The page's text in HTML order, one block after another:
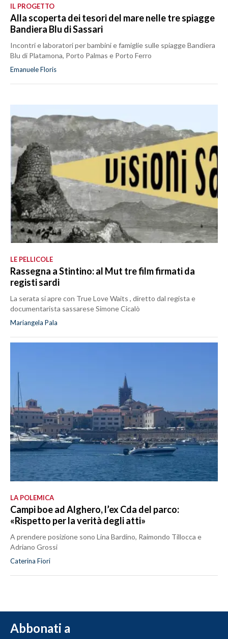
IL PROGETTO
Alla scoperta dei tesori del mare nelle tre spiagge
Bandiera Blu di Sassari
Incontri e laboratori per bambini e famiglie sulle spiagge Bandiera
Blu di Platamona, Porto Palmas e Porto Ferro
Emanuele Floris
LE PELLICOLE
Rassegna a Stintino: al Mut tre film firmati da
registi sardi
La serata si apre con True Love Waits , diretto dal regista e
documentarista sassarese Simone Cicalò
Mariangela Pala
LA POLEMICA
Campi boe ad Alghero, l’ex Cda del parco:
«Rispetto per la verità degli atti»
A prendere posizione sono Lina Bardino, Raimondo Tillocca e
Adriano Grossi
Caterina Fiori
Abbonati a